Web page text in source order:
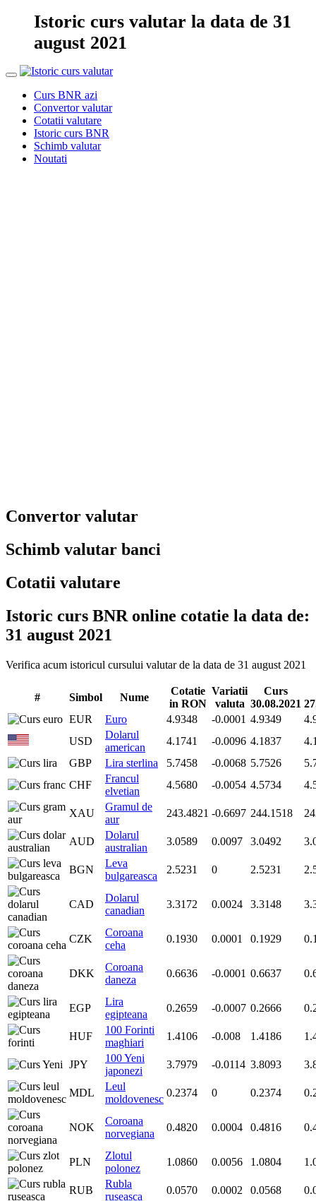
Istoric curs valutar la data de 31
august 2021
Curs BNR azi
Convertor valutar
Cotatii valutare
Istoric curs BNR
Schimb valutar
Noutati
Convertor valutar
Schimb valutar banci
Cotatii valutare
Istoric curs BNR online cotatie la data de:
31 august 2021
Verifica acum istoricul cursului valutar de la data de 31 august 2021
# Simbol Nume
Cotatie
in RON
Variatii
valuta
Curs
30.08.2021
EUR
Euro 4.9348 -0.0001 4.9349
USD
Dolarul
american
4.1741 -0.0096 4.1837
GBP
Lira sterlina 5.7458 -0.0068 5.7526
CHF
Francul
elvetian
4.5680 -0.0054 4.5734
XAU
Gramul de
aur
243.4821 -0.6697 244.1518
AUD
Dolarul
australian
3.0589 0.0097 3.0492
BGN
Leva
bulgareasca
2.5231 0 2.5231
CAD
Dolarul
canadian
3.3172 0.0024 3.3148
CZK
Coroana
ceha
0.1930 0.0001 0.1929
DKK
Coroana
daneza
0.6636 -0.0001 0.6637
EGP
Lira
egipteana
0.2659 -0.0007 0.2666
HUF
100 Forinti
maghiari
1.4106 -0.008 1.4186
JPY
100 Yeni
japonezi
3.7979 -0.0114 3.8093
MDL
Leul
moldovenesc
0.2374 0 0.2374
NOK
Coroana
norvegiana
0.4820 0.0004 0.4816
PLN
Zlotul
polonez
1.0860 0.0056 1.0804
RUB
Rubla
ruseasca
0.0570 0.0002 0.0568